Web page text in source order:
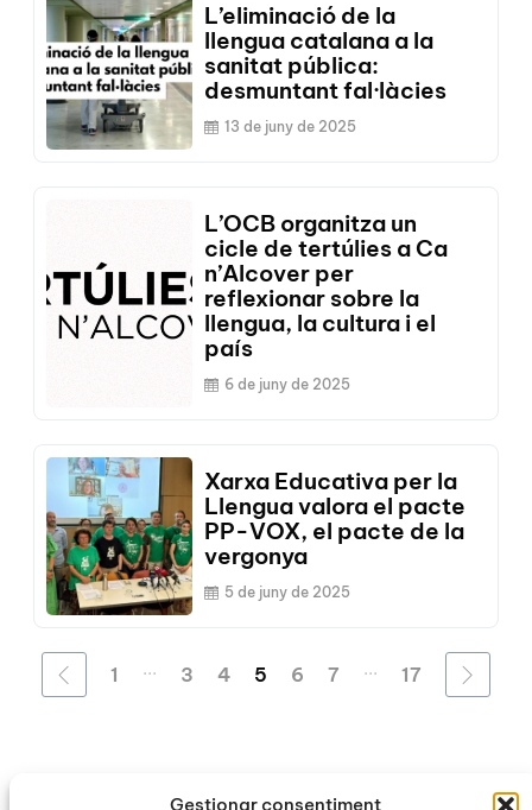
Gestionar consentiment
L’eliminació de la
llengua catalana a la
sanitat pública:
desmuntant fal·làcies
13 de juny de 2025
L’OCB organitza un
cicle de tertúlies a Ca
n’Alcover per
reflexionar sobre la
llengua, la cultura i el
país
6 de juny de 2025
Xarxa Educativa per la
Llengua valora el pacte
PP-VOX, el pacte de la
vergonya
5 de juny de 2025
1 ... 3 4 5 6 7 ... 17